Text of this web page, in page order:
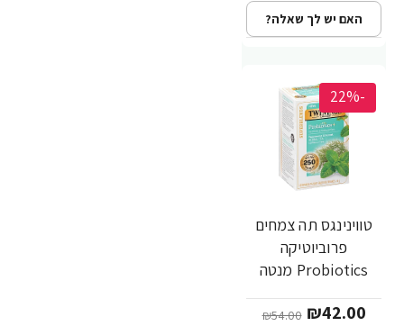
האם יש לך שאלה?
-22%
טווינינגס תה צמחים
פרוביוטיקה
Probiotics מנטה
שקיקי - מבית
₪42.00
₪54.00